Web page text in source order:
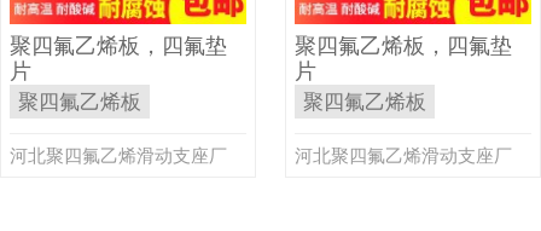
聚四氟乙烯板，四氟垫
片
聚四氟乙烯板
河北聚四氟乙烯滑动支座厂
聚四氟乙烯板，四氟垫
片
聚四氟乙烯板
河北聚四氟乙烯滑动支座厂